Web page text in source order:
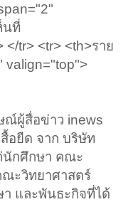
นที่
</tr> <tr> <th>ราย
valign="top">
ณ์ผู้สื่อข่าว inews
อยืด จาก บริษัท
นักศึกษา คณะ
ณะวิทยาศาสตร์
า และพันธะกิจที่ได้